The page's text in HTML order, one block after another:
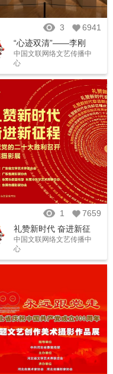
3
6941
“心迹双清”——李刚
田书法篆刻作品展
中国文联网络文艺传播中
心
1
7659
礼赞新时代 奋进新征
程——庆祝党的二十
大胜利召开 广东摄影
展
中国文联网络文艺传播中
心